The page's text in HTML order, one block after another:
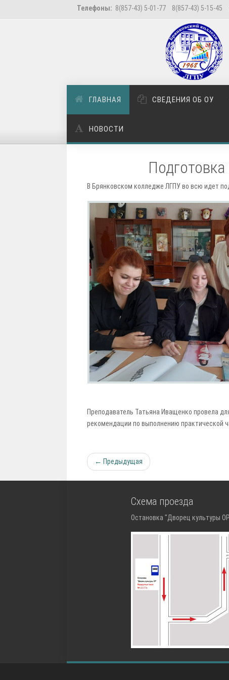
Телефоны: 8(857-43) 5-01-77 8(857-43) 5-15-45
ГЛАВНАЯ СВЕДЕНИЯ ОБ ОУ
НОВОСТИ
В Брянковском колледже ЛГПУ во всю идет
Преподаватель Татьяна Иващенко провела
рекомендации по выполнению практической
← Предыдущая
Схема проезда
Остановка "Дворец культуры